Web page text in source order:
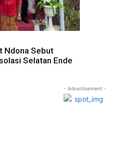
Ndona Sebut
Selatan Ende
- Advertisement -